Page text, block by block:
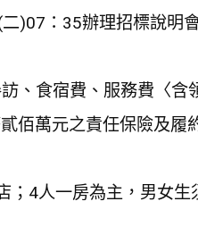
)07：35辦理招標說明
、食宿費、服務費〈含
佰萬元之責任保險及履
4人一房為主，男女生